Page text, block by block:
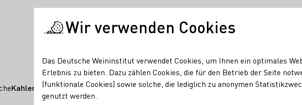
Kahlert's Weinmanufaktur
Wir verwenden Cookies
Das Deutsche Weininstitut verwendet Cookies, um Ihnen ein optimales
Erlebnis zu bieten. Dazu zählen Cookies, die für den Betrieb der Seite
(funktionale Cookies) sowie solche, die lediglich zu anonymen
genutzt werden.